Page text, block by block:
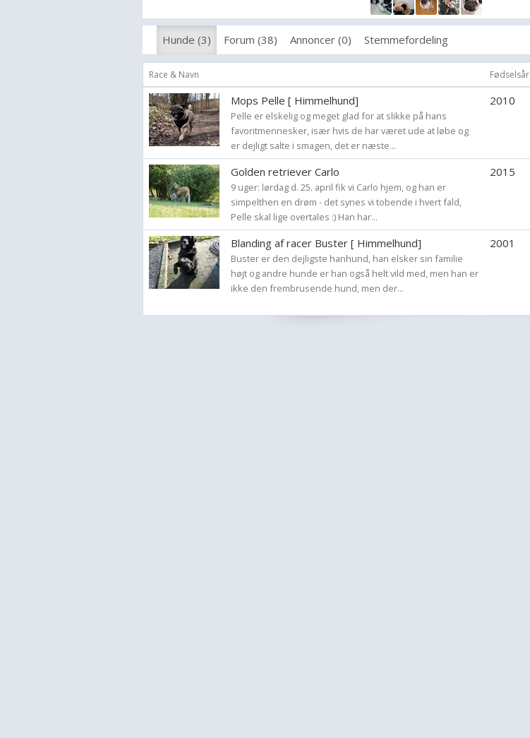
Hunde (3) Forum (38) Annoncer (0) Stemmefordeling
Race & Navn Fødselsår
Mops Pelle [ Himmelhund]
Pelle er elskelig og meget glad for at slikke på hans
favoritmennesker, især hvis de har været ude at løbe og
er dejligt salte i smagen, det er næste...
2010
Golden retriever Carlo
9 uger: lørdag d. 25. april fik vi Carlo hjem, og han er
simpelthen en drøm - det synes vi tobende i hvert fald,
Pelle skal lige overtales :) Han har...
2015
Blanding af racer Buster [ Himmelhund]
Buster er den dejligste hanhund, han elsker sin familie
højt og andre hunde er han også helt vild med, men han er
ikke den frembrusende hund, men der...
2001